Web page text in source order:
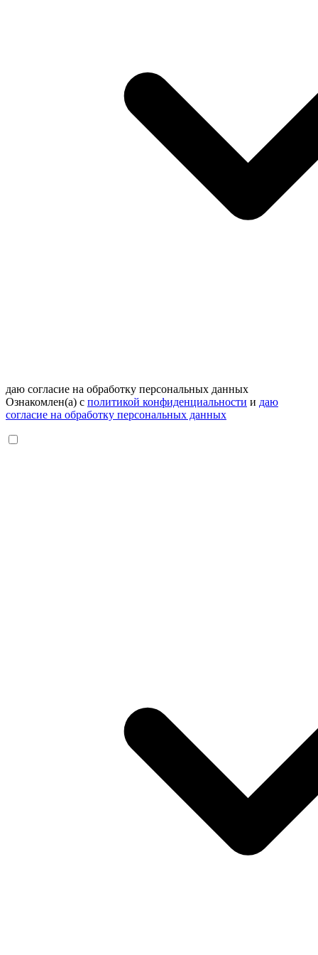
даю согласие на обработку персональных данных
Ознакомлен(а) с политикой конфиденциальности и даю
согласие на обработку персональных данных